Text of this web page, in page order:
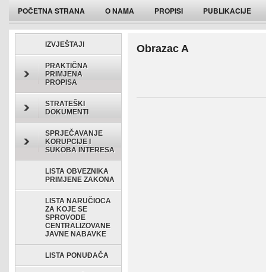
POČETNA STRANA O NAMA PROPISI PUBLIKACIJE
IZVJEŠTAJI
PRAKTIČNA
PRIMJENA
PROPISA
STRATEŠKI
DOKUMENTI
SPRJEČAVANJE
KORUPCIJE I
SUKOBA INTERESA
LISTA OBVEZNIKA
PRIMJENE ZAKONA
LISTA NARUČIOCA
ZA KOJE SE
SPROVODE
CENTRALIZOVANE
JAVNE NABAVKE
LISTA PONUĐAČA
Obrazac A